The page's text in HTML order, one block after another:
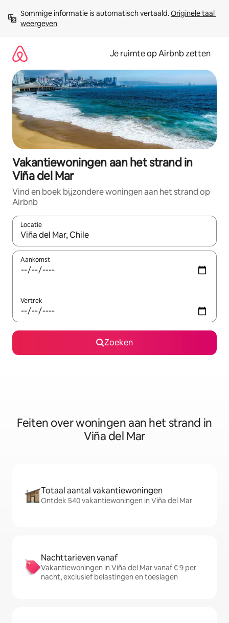
direct
naar
Sommige informatie is automatisch vertaald. Originele taal
weergeven
Je ruimte op Airbnb zetten
Vakantiewoningen aan het strand in
Viña del Mar
Vind en boek bijzondere woningen aan het strand op
Airbnb
Locatie
Wanneer er suggesties beschikbaar zijn, maak je een keuze
Aankomst
Vertrek
Zoeken
Feiten over woningen aan het strand in
Viña del Mar
Totaal aantal vakantiewoningen
Ontdek 540 vakantiewoningen in Viña del Mar
Nachttarieven vanaf
Vakantiewoningen in Viña del Mar vanaf € 9 per
nacht, exclusief belastingen en toeslagen